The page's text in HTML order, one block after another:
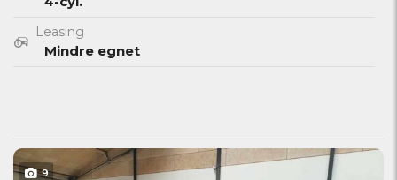
Leasing
Mindre egnet
9